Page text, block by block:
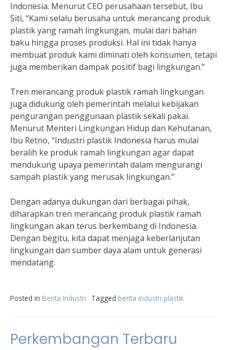
Indonesia. Menurut CEO perusahaan tersebut, Ibu
Siti, “Kami selalu berusaha untuk merancang produk
plastik yang ramah lingkungan, mulai dari bahan
baku hingga proses produksi. Hal ini tidak hanya
membuat produk kami diminati oleh konsumen, tetapi
juga memberikan dampak positif bagi lingkungan.”
Tren merancang produk plastik ramah lingkungan
juga didukung oleh pemerintah melalui kebijakan
pengurangan penggunaan plastik sekali pakai.
Menurut Menteri Lingkungan Hidup dan Kehutanan,
Ibu Retno, “Industri plastik Indonesia harus mulai
beralih ke produk ramah lingkungan agar dapat
mendukung upaya pemerintah dalam mengurangi
sampah plastik yang merusak lingkungan.”
Dengan adanya dukungan dari berbagai pihak,
diharapkan tren merancang produk plastik ramah
lingkungan akan terus berkembang di Indonesia.
Dengan begitu, kita dapat menjaga keberlanjutan
lingkungan dan sumber daya alam untuk generasi
mendatang.
Posted in Berita Industri Tagged berita industri plastik
Perkembangan Terbaru